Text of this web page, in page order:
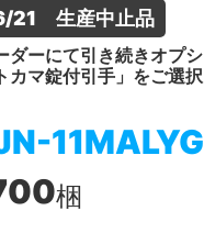
　生産中止品
ダーにて引き続きオプ
カマ錠付引手」をご選択
11MALYG
梱